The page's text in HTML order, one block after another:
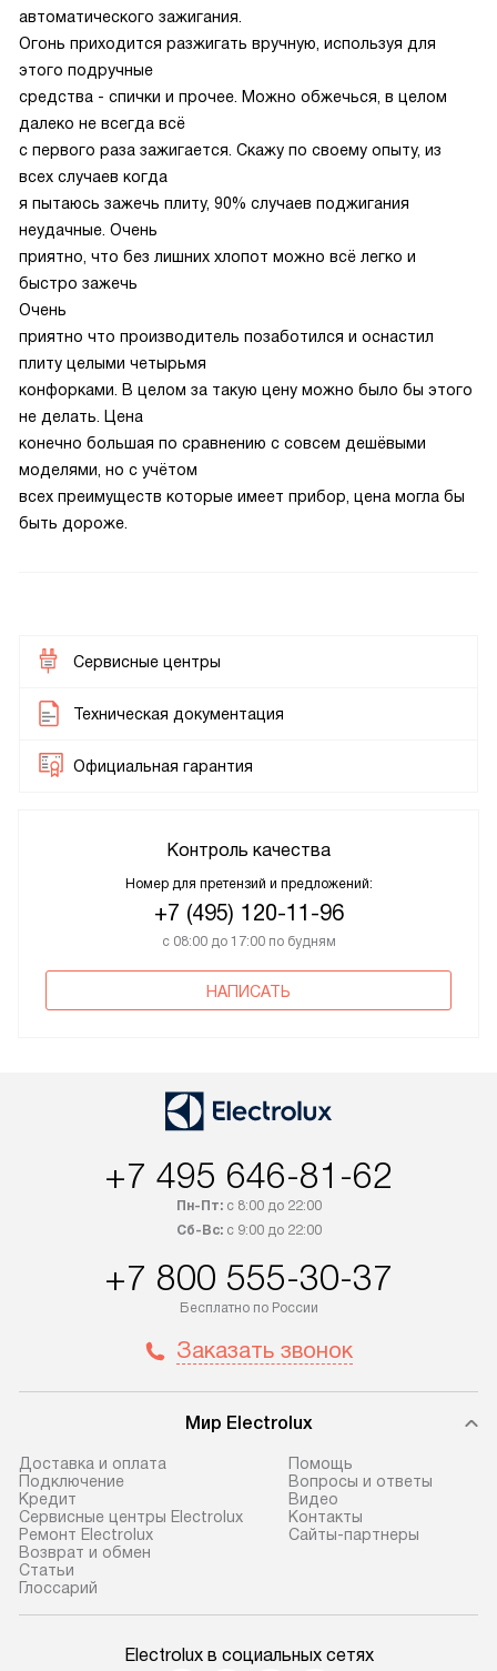
автоматического зажигания.
Огонь приходится разжигать вручную, используя для
этого подручные
средства - спички и прочее. Можно обжечься, в целом
далеко не всегда всё
с первого раза зажигается. Скажу по своему опыту, из
всех случаев когда
я пытаюсь зажечь плиту, 90% случаев поджигания
неудачные. Очень
приятно, что без лишних хлопот можно всё легко и
быстро зажечь
Очень
приятно что производитель позаботился и оснастил
плиту целыми четырьмя
конфорками. В целом за такую цену можно было бы этого
не делать. Цена
конечно большая по сравнению с совсем дешёвыми
моделями, но с учётом
всех преимуществ которые имеет прибор, цена могла бы
быть дороже.
Сервисные центры
Техническая документация
Официальная гарантия
Контроль качества
Номер для претензий и предложений:
+7 (495) 120-11-96
с 08:00 до 17:00 по будням
НАПИСАТЬ
+7 495 646-81-62
Пн-Пт:с 8:00 до 22:00
Сб-Вс:с 9:00 до 22:00
+7 800 555-30-37
Бесплатно по России
Заказать звонок
Мир Electrolux
Доставка и оплата
Подключение
Кредит
Сервисные центры Electrolux
Ремонт Electrolux
Возврат и обмен
Cтатьи
Глоссарий
Помощь
Вопросы и ответы
Видео
Контакты
Сайты-партнеры
Electrolux в социальных сетях